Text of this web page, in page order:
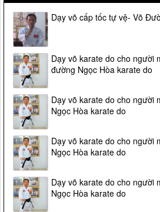
Dạy võ cấp tốc tự vệ- Võ
Dạy võ karate do cho người
đường Ngọc Hòa karate do
Dạy võ karate do cho người
Ngọc Hòa karate do
Dạy võ karate do cho người
Ngọc Hòa karate do
Dạy võ karate do cho người
Ngọc Hòa karate do